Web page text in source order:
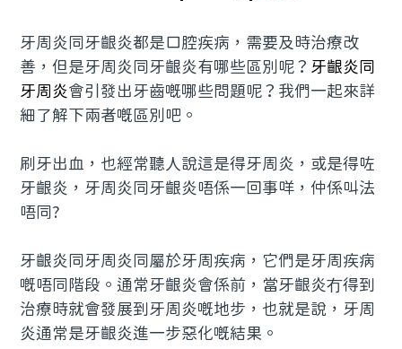
預約牙醫contact us
牙周炎同牙齦炎都是口腔疾病，需要及時治療改
善，但是牙周炎同牙齦炎有哪些區別呢？ 牙齦炎同
牙周炎會引發出牙齒嘅哪些問題呢？我們一起來詳
細了解下兩者嘅區別吧。
刷牙出血，也經常聽人說這是得牙周炎，或是得咗
牙齦炎，牙周炎同牙齦炎唔係一回事咩，仲係叫法
唔同?
牙齦炎同牙周炎同屬於牙周疾病，它們是牙周疾病
嘅唔同階段。通常牙齦炎會係前，當牙齦炎冇得到
治療時就會發展到牙周炎嘅地步，也就是說，牙周
炎通常是牙齦炎進一步惡化嘅結果。